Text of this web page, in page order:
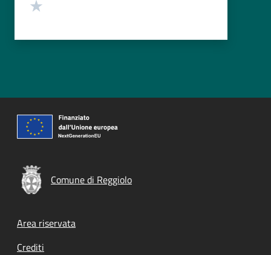
Comune di Reggiolo
Footer menu
Area riservata
Crediti